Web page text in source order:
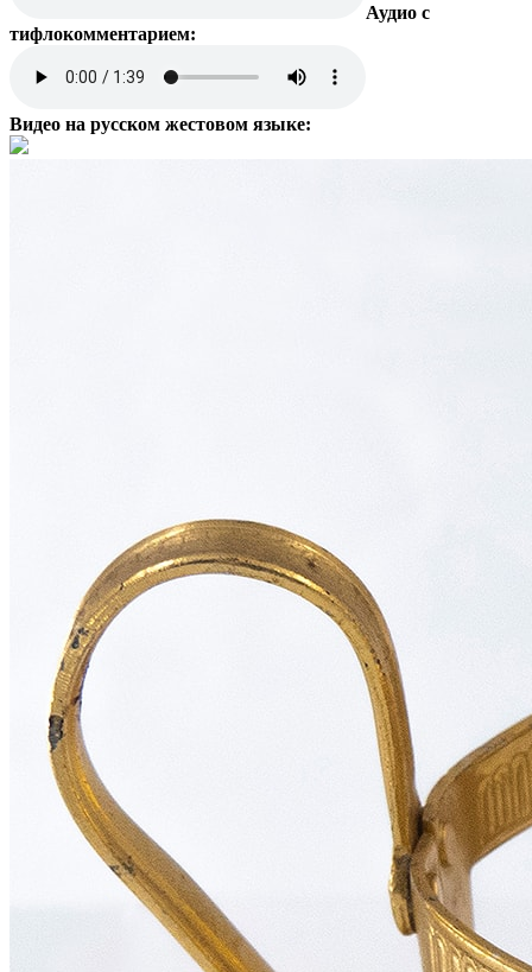
Аудио с
тифлокомментарием:
Видео на русском жестовом языке: